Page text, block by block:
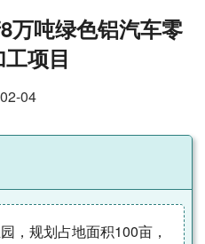
万吨绿色铝汽车零
项目
04
，规划占地面积100亩，